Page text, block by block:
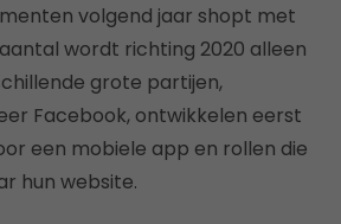
volgend jaar shopt met
wordt richting 2020 alleen
grote partijen,
Facebook, ontwikkelen eerst
een mobiele app en rollen die
hun website.